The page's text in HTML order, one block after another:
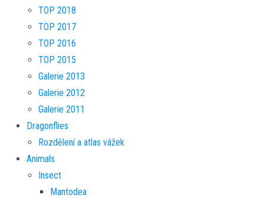
TOP 2018
TOP 2017
TOP 2016
TOP 2015
Galerie 2013
Galerie 2012
Galerie 2011
Dragonflies
Rozdělení a atlas vážek
Animals
Insect
Mantodea